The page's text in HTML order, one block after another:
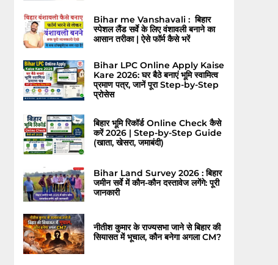
Bihar me Vanshavali : बिहार
स्पेशल लैंड सर्वे के लिए वंशावली बनाने का
आसान तरीका | ऐसे फॉर्म कैसे भरें
Bihar LPC Online Apply Kaise
Kare 2026: घर बैठे बनाएं भूमि स्वामित्व
प्रमाण पत्र, जानें पूरा Step-by-Step
प्रोसेस
बिहार भूमि रिकॉर्ड Online Check कैसे
करें 2026 | Step-by-Step Guide
(खाता, खेसरा, जमाबंदी)
Bihar Land Survey 2026 : बिहार
जमीन सर्वे में कौन-कौन दस्तावेज लगेंगे: पूरी
जानकारी
नीतीश कुमार के राज्यसभा जाने से बिहार की
सियासत में भूचाल, कौन बनेगा अगला CM?